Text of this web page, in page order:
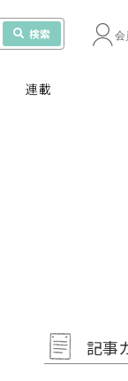
検索 会
連載
記事